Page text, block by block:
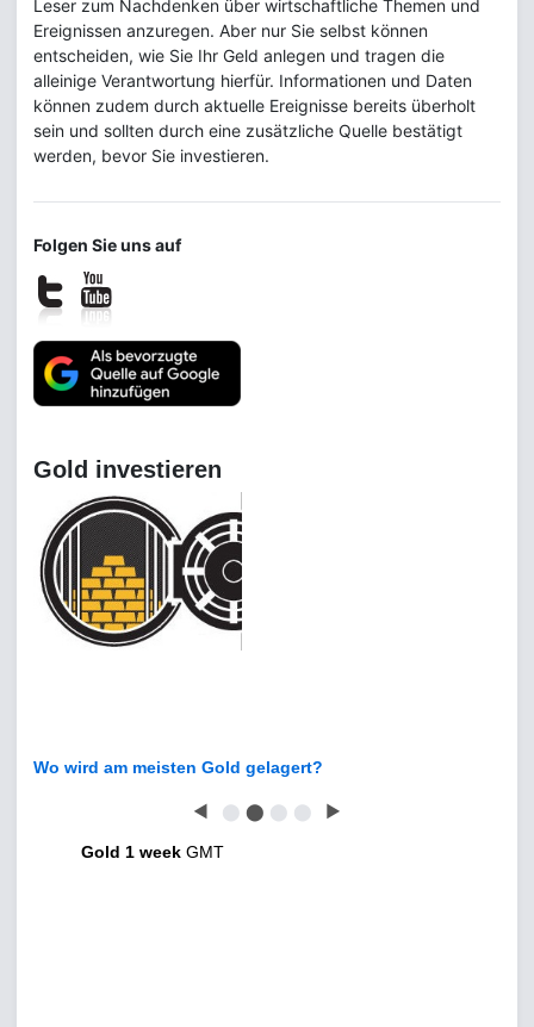
Leser zum Nachdenken über wirtschaftliche Themen und
Ereignissen anzuregen. Aber nur Sie selbst können
entscheiden, wie Sie Ihr Geld anlegen und tragen die
alleinige Verantwortung hierfür. Informationen und Daten
können zudem durch aktuelle Ereignisse bereits überholt
sein und sollten durch eine zusätzliche Quelle bestätigt
werden, bevor Sie investieren.
Folgen Sie uns auf
Gold investieren
Wo wird am meisten Gold gelagert?
◀ ⬤ ⬤ ⬤ ⬤ ▶
Gold 1 week GMT